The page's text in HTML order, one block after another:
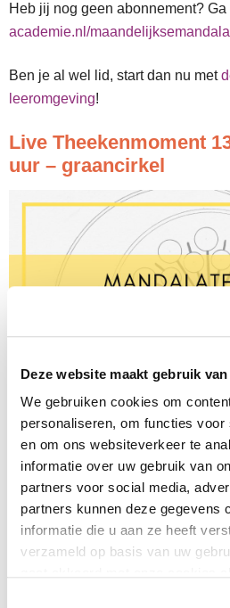
Deze website maakt gebruik
We gebruiken cookies om
personaliseren, om functies voor
en om ons websiteverkeer te
informatie over uw gebruik van
partners voor social media,
partners kunnen deze gegevens
informatie die u aan ze heeft
verzameld op basis van uw
Heb jij nog geen abonnement? Ga
academie.nl/maandelijksemandala
Ben je al wel lid, start dan nu met
leeromgeving!
Live Theekenmoment
uur – graancirkel
Wil je leren hoe je de graancirkel
mee met de maandelijkse
uur. Of kijk de opname daarna
Maandelijkse Mandala.
Mandala Academie
2023